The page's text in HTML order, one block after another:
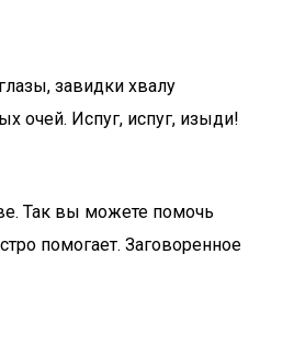
завидки хвалу
очей. Испуг, испуг, изыди!
Так вы можете помочь
помогает. Заговоренное